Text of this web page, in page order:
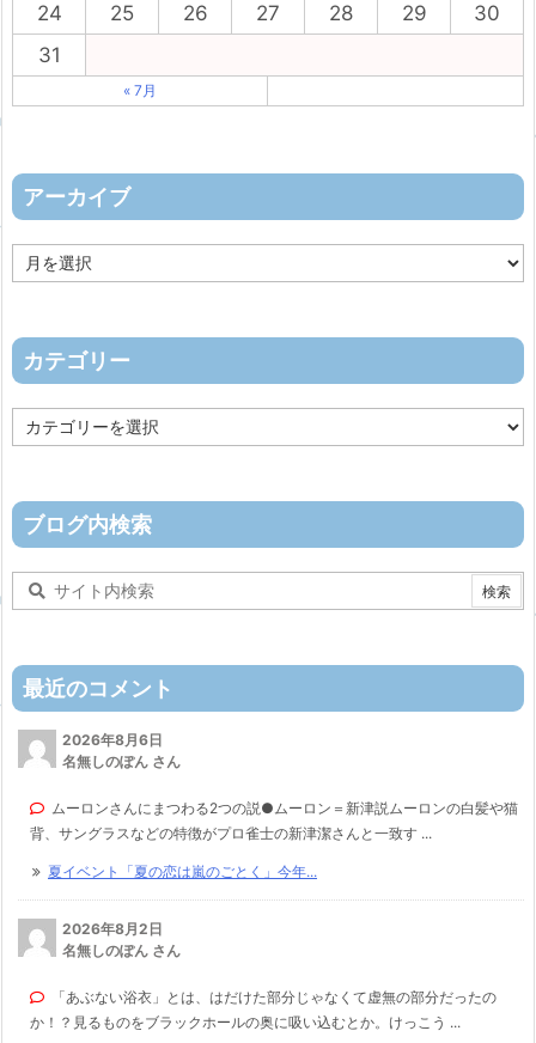
24
25 26 27 28 29
30
31
« 7月
アーカイブ
ー
ブ
カテゴリー
テ
ー
ブログ内検索
最近のコメント
2026年8月6日
名無しのぽん さん
ムーロンさんにまつわる2つの説●ムーロン＝新津説ムーロンの白髪や猫
背、サングラスなどの特徴がプロ雀士の新津潔さんと一致す ...
夏イベント「夏の恋は嵐のごとく」今年...
2026年8月2日
名無しのぽん さん
「あぶない浴衣」とは、はだけた部分じゃなくて虚無の部分だったの
か！？見るものをブラックホールの奥に吸い込むとか。けっこう ...